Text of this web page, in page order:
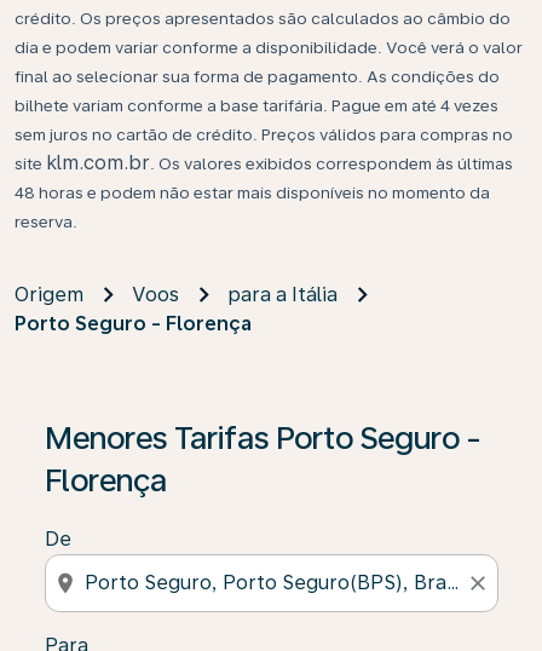
crédito. Os preços apresentados são calculados ao câmbio do
dia e podem variar conforme a disponibilidade. Você verá o valor
final ao selecionar sua forma de pagamento. As condições do
bilhete variam conforme a base tarifária. Pague em até 4 vezes
sem juros no cartão de crédito. Preços válidos para compras no
site klm.com.br . Os valores exibidos correspondem às últimas
48 horas e podem não estar mais disponíveis no momento da
reserva.
Origem Voos
para a Itália
Porto Seguro - Florença
Menores Tarifas Porto Seguro -
Florença
De
location_on close
Para
Se não forem encontrados resultados, clique em